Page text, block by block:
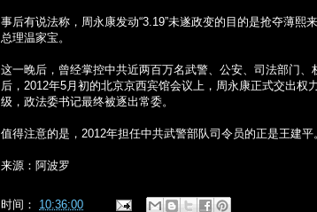
事后有说法称，周永康发动“3.19”未遂政变的目的是抢夺薄熙
总理温家宝。
这一晚后，曾经掌控中共近两百万名武警、公安、司法部门
后， 2012年5 月初的北京京西宾馆会议上，周永康正式交出
级，政法委书记最终被逐出常委。
值得注意的是， 2012年担任中共武警部队司令员的正是王建平
来源：阿波罗
时间： 10:36:00